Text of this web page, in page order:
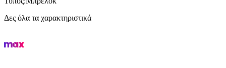
Δες όλα τα χαρακτηριστικά